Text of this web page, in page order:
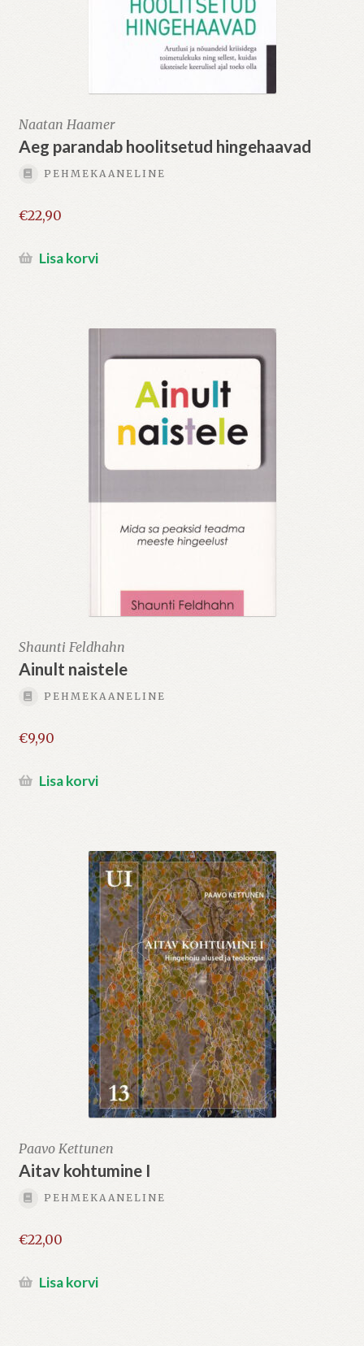
Naatan Haamer
Aeg parandab hoolitsetud hingehaavad
PEHMEKAANELINE
€22,90
Lisa korvi
Shaunti Feldhahn
Ainult naistele
PEHMEKAANELINE
€9,90
Lisa korvi
Paavo Kettunen
Aitav kohtumine I
PEHMEKAANELINE
€22,00
Lisa korvi